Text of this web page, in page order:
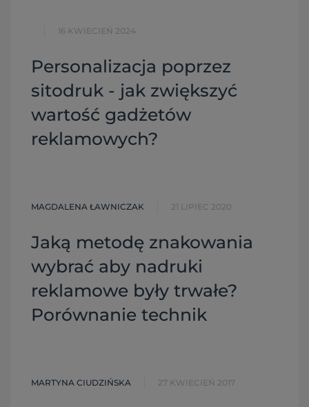
16 KWIECIEŃ 2024
Personalizacja poprzez
sitodruk - jak zwiększyć
wartość gadżetów
reklamowych?
MAGDALENA ŁAWNICZAK 21 LIPIEC 2020
Jaką metodę znakowania
wybrać aby nadruki
reklamowe były trwałe?
Porównanie technik
MARTYNA CIUDZIŃSKA 27 KWIECIEŃ 2017